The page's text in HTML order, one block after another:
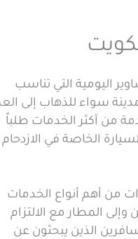
اليومية التي تناسب
سواء للذهاب إلى
من أكثر الخدمات طلباً
الخاصة في الازدحام
من أهم أنواع الخدمات
المطار مع الالتزام
الذين يبحثون عن